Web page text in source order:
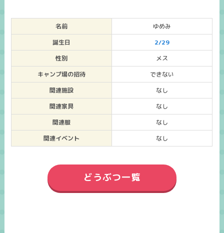
名前
ゆめみ
誕生日
2/29
性別
メス
キャンプ場の招待
できない
関連施設
なし
関連家具
なし
関連服
なし
関連イベント
なし
どうぶつ一覧